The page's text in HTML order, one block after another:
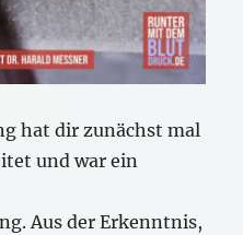
hat dir zunächst mal
und war ein
Aus der Erkenntnis,